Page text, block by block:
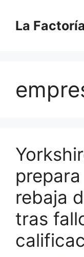
contenido
La Factoría
rebaja
tras